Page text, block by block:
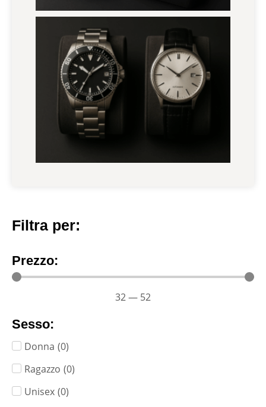
Filtra per:
Prezzo:
32— 52
Sesso:
Donna (0)
Ragazzo (0)
Unisex (0)